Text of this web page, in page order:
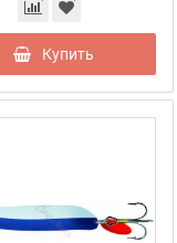
Купить